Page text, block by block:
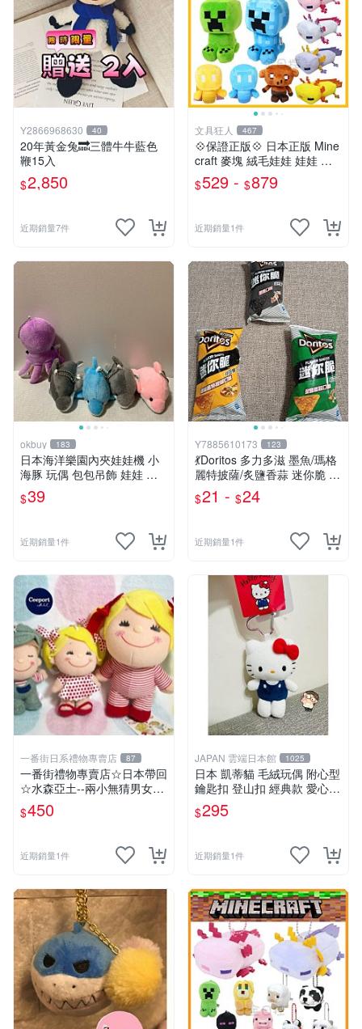
Y2866968630 40
20年黃金兔🔜三體牛牛藍色
鞭15入
$2,850
近期銷量7件
文具狂人 467
💠保證正版💠 日本正版 Mine
craft 麥塊 絨毛娃娃 娃娃 玩
偶 公仔 苦力怕 終界使者 六
角恐龍 👉 全日控
$529 - $879
近期銷量1件
okbuy 183
日本海洋樂園內夾娃娃機 小
海豚 玩偶 包包吊飾 娃娃 玩
具 床伴 粉紅色 紫色 藍色 灰
色 全新台北現貨
$39
近期銷量1件
Y7885610173 123
💃Doritos 多力多滋 墨魚/瑪格
麗特披薩/炙鹽香蒜 迷你脆 54
g🕺 洋芋片 玉米片薯片 餅乾
隨身包 玉米脆片 零食
$21 - $24
近期銷量1件
一番街日系禮物專賣店 87
一番街禮物專賣店☆日本帶回
☆水森亞土--兩小無猜男女孩
娃娃~單件小隻價~超迷人禮
物首選!
$450
近期銷量1件
JAPAN 雲端日本館 1025
日本 凱蒂貓 毛絨玩偶 附心型
鑰匙扣 登山扣 經典款 愛心
心型
$295
近期銷量1件